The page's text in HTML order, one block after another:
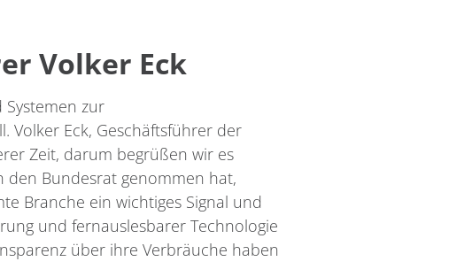
Volker Eck
zur
Volker Eck, Geschäftsführer der
Zeit, darum begrüßen wir es
Bundesrat genommen hat,
Branche ein wichtiges Signal und
und fernauslesbarer Technologie
über ihre Verbräuche haben